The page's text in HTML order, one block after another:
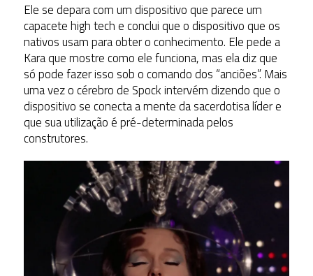
Ele se depara com um dispositivo que parece um
capacete high tech e conclui que o dispositivo que os
nativos usam para obter o conhecimento. Ele pede a
Kara que mostre como ele funciona, mas ela diz que
só pode fazer isso sob o comando dos “anciões”. Mais
uma vez o cérebro de Spock intervém dizendo que o
dispositivo se conecta a mente da sacerdotisa líder e
que sua utilização é pré-determinada pelos
construtores.